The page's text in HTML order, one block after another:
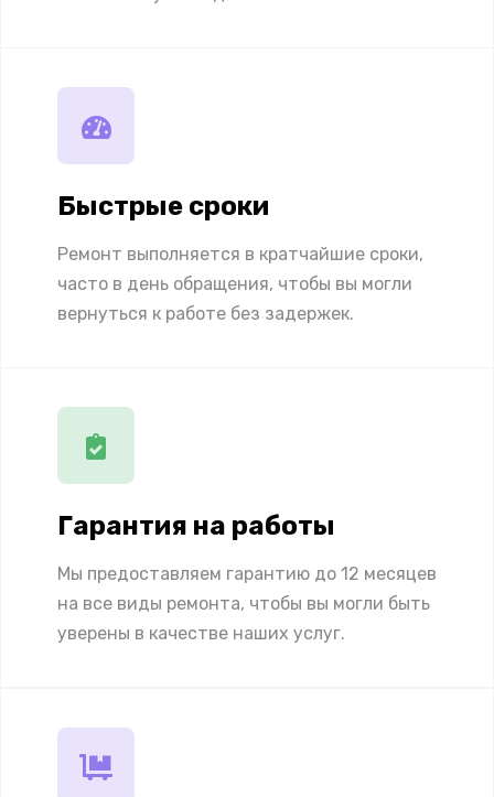
Быстрые сроки
Ремонт выполняется в кратчайшие сроки,
часто в день обращения, чтобы вы могли
вернуться к работе без задержек.
Гарантия на работы
Мы предоставляем гарантию до 12 месяцев
на все виды ремонта, чтобы вы могли быть
уверены в качестве наших услуг.